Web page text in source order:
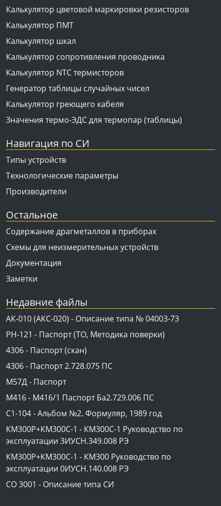
Калькулятор цветовой маркировки резисторов
Калькулятор ПМТ
Калькулятор шкал
Калькулятор сопротивления проводника
Калькулятор NTC термисторов
Генератор таблицы случайных чисел
Калькулятор греющего кабеля
Значения термо-ЭДС для термопар (таблицы)
Навигация по СИ
Типы устройств
Технологические параметры
Производители
Остальное
Содержание драгметаллов в приборах
Схемы для неизмерительных устройств
Документация
Заметки
Недавние файлы
АК-010 (АКС-020) - Описание типа № 04003-73
PH-121 - Паспорт (ТО, Методика поверки)
4306 - Паспорт (скан)
4306 - Паспорт 2.728.075 ПС
М57Д - Паспорт
М416 - М416/1 Паспорт Ба2.729.006 ПС
C1-104 - Альбом №2. Формуляр, 1989 год
КМ300Р+КМ300С-1 - КМ300C-1 Руководство по
эксплуатации 3ИУСН.349.008 РЭ
КМ300Р+КМ300С-1 - КМ300 Руководство по
эксплуатации 0ИУСН.140.008 РЭ
СО 3001 - Описание типа СИ